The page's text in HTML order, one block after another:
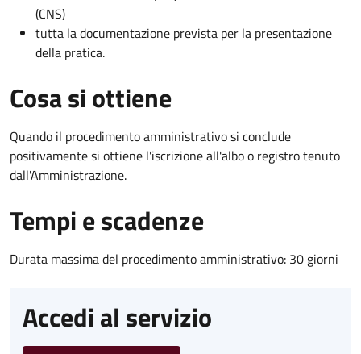
(CNS)
tutta la documentazione prevista per la presentazione
della pratica.
Cosa si ottiene
Quando il procedimento amministrativo si conclude
positivamente si ottiene l'iscrizione all'albo o registro tenuto
dall'Amministrazione.
Tempi e scadenze
Durata massima del procedimento amministrativo: 30 giorni
Accedi al servizio